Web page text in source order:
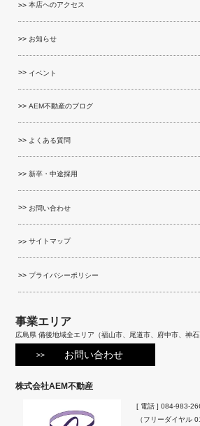
本店へのアクセス
お知らせ
イベント
AEM不動産のブログ
よくある質問
新卒・中途採用
お問い合わせ
サイトマップ
プライバシーポリシー
事業エリア
広島県 備後地域全エリア（福山市、尾道市、府中市、神石
お問い合わせ
株式会社AEM不動産
[ 電話 ]084-983-
（フリーダイヤル